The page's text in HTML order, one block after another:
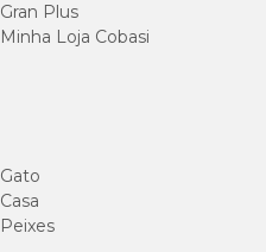
Gran Plus
Minha Loja Cobasi
Gato
Casa
Peixes